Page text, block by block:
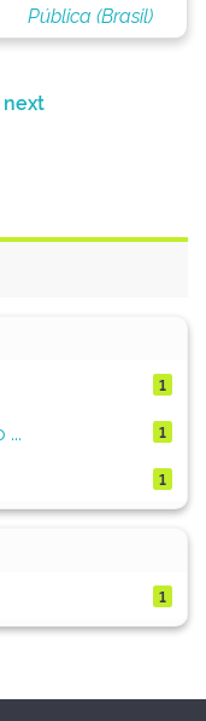
Pública (Brasil)
next
1
1
1
1